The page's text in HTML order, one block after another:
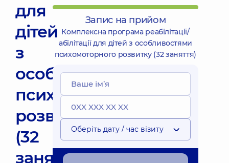
для
дітей
з
особливостями
психомоторного
розвитку
(32
заняття)
Запис на прийом
Комплексна програма реабілітації/
абілітації для дітей з особливостями
психомоторного розвитку (32 заняття)
Оберіть дату / час візиту